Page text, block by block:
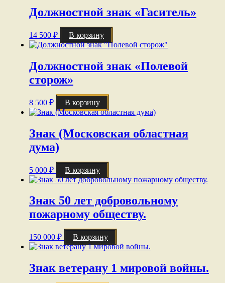
Должностной знак «Гаситель»
14 500 ₽ В корзину
Должностной знак «Полевой
сторож»
8 500 ₽ В корзину
Знак (Московская областная
дума)
5 000 ₽ В корзину
Знак 50 лет добровольному
пожарному обществу.
150 000 ₽ В корзину
Знак ветерану 1 мировой войны.